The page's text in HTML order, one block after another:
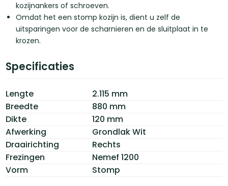
kozijnankers of schroeven.
Omdat het een stomp kozijn is, dient u zelf de
uitsparingen voor de scharnieren en de sluitplaat in te
krozen.
Specificaties
Lengte
2.115 mm
Breedte
880 mm
Dikte
120 mm
Afwerking
Grondlak Wit
Draairichting
Rechts
Frezingen
Nemef 1200
Vorm
Stomp